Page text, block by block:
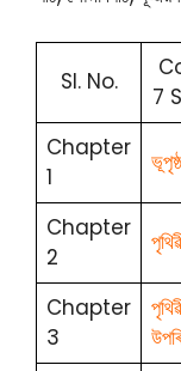
Sl. No.
7
Chapter
1
Chapter
2
Chapter
3